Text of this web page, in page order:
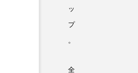
ッ
プ
。
全